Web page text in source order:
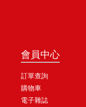
會員中心
訂單查詢
購物車
電子雜誌